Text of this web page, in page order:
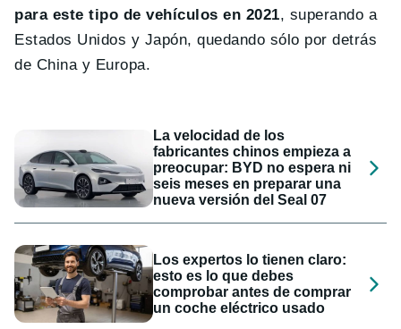
para este tipo de vehículos en 2021, superando a
Estados Unidos y Japón, quedando sólo por detrás
de China y Europa.
La velocidad de los
fabricantes chinos empieza a
preocupar: BYD no espera ni
seis meses en preparar una
nueva versión del Seal 07
Los expertos lo tienen claro:
esto es lo que debes
comprobar antes de comprar
un coche eléctrico usado